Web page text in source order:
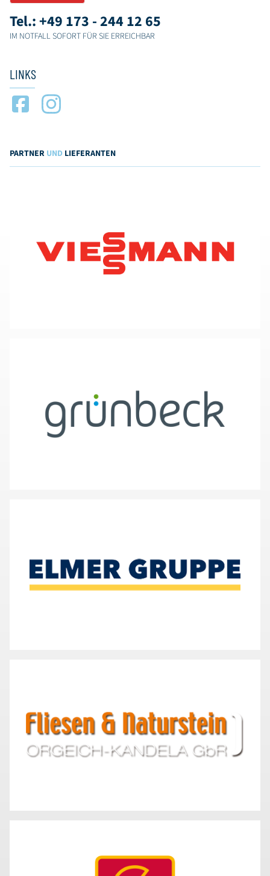
Tel.: +49 173 - 244 12 65
IM NOTFALL SOFORT FÜR SIE ERREICHBAR
LINKS
PARTNER UND LIEFERANTEN